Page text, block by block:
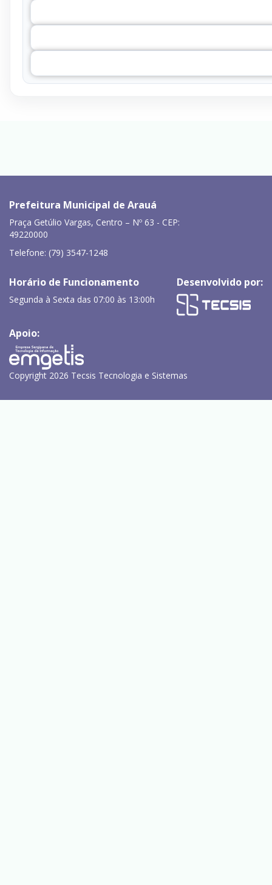
Prefeitura Municipal de Arauá
Praça Getúlio Vargas, Centro – Nº 63 - CEP:
49220000
Telefone: (79) 3547-1248
Horário de Funcionamento
Segunda à Sexta das 07:00 às 13:00h
Desenvolvido por:
Apoio:
Copyright 2026 Tecsis Tecnologia e Sistemas